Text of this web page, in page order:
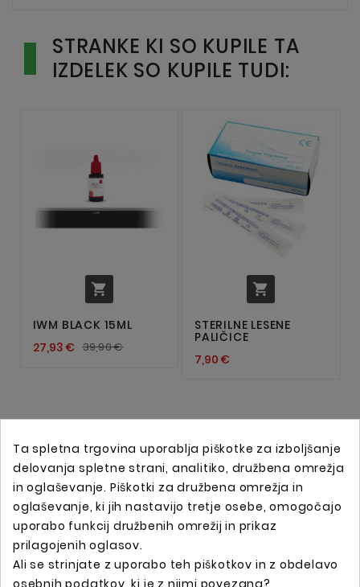
STRANKE KI SO KUPILE TA
IZDELEK SO KUPILE TUDI:

IWM BLACK 15ML
27,93 € 39,90 €

STERILNE LESENE
PALIČICE
7,90 €
Spletna trgovina s profesionalno tattoo opremo !
Ta spletna trgovina uporablja piškotke za izboljšanje
delovanja spletne strani, analitiko, družbena omrežja
in oglaševanje. Piškotki za družbena omrežja in
oglaševanje, ki jih nastavijo tretje osebe, omogočajo
uporabo funkcij družbenih omrežij in prikaz
prilagojenih oglasov.
Ali se strinjate z uporabo teh piškotkov in z obdelavo
osebnih podatkov, ki je z njimi povezana?